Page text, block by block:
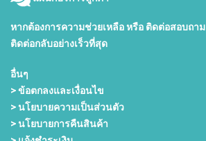
หากต้องการความช่วยเหลือ หรือ ติดต่อสอบถาม
ติดต่อกลับอย่างเร็วที่สุด
อื่นๆ
> ข้อตกลงและเงื่อนไข
> นโยบายความเป็นส่วนตัว
> นโยบายการคืนสินค้า